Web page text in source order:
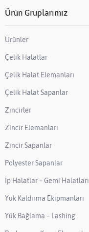
Ürün Gruplarımız
Ürünler
Çelik Halatlar
Çelik Halat Elemanları
Çelik Halat Sapanlar
Zincirler
Zincir Elemanları
Zincir Sapanlar
Polyester Sapanlar
İp Halatlar – Gemi Halatları
Yük Kaldırma Ekipmanları
Yük Bağlama – Lashing